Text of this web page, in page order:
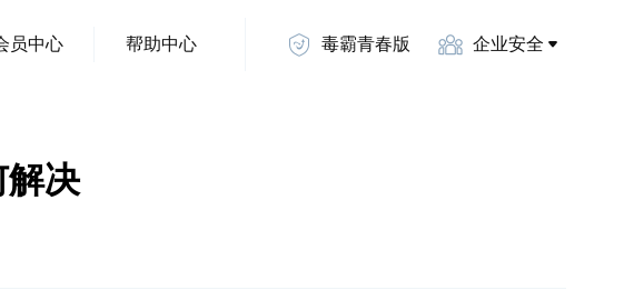
员中心 帮助中心 毒霸青春版 企业安全
解决